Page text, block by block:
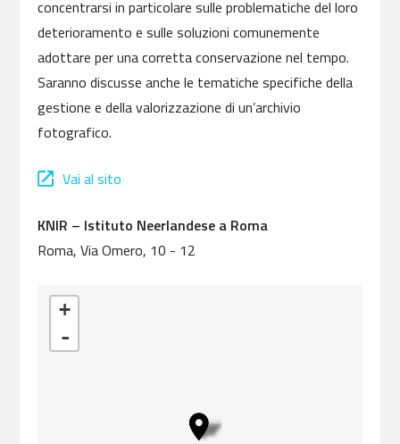
concentrarsi in particolare sulle problematiche del loro
deterioramento e sulle soluzioni comunemente
adottare per una corretta conservazione nel tempo.
Saranno discusse anche le tematiche specifiche della
gestione e della valorizzazione di un’archivio
fotografico.
Vai al sito
KNIR – Istituto Neerlandese a Roma
Roma, Via Omero, 10 - 12
Caricamento delle mappe in corso - restare in attesa...
+
-